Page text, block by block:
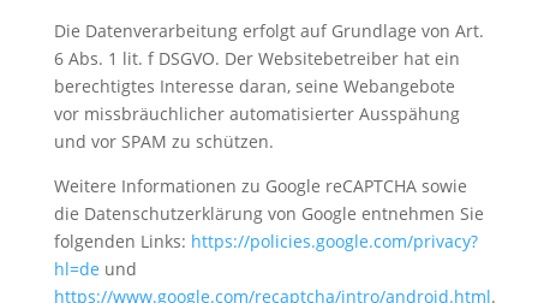
Die Datenverarbeitung erfolgt auf Grundlage von Art.
6 Abs. 1 lit. f DSGVO. Der Websitebetreiber hat ein
berechtigtes Interesse daran, seine Webangebote
vor missbräuchlicher automatisierter Ausspähung
und vor SPAM zu schützen.
Weitere Informationen zu Google reCAPTCHA sowie
die Datenschutzerklärung von Google entnehmen Sie
folgenden Links: https://policies.google.com/privacy?
hl=de und
https://www.google.com/recaptcha/intro/android.html.